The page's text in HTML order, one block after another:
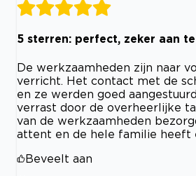
5 sterren: perfect, zeker aan
De werkzaamheden zijn naar
verricht. Het contact met de
en ze werden goed
verrast door de overheerlijke
van de werkzaamheden
attent en de hele familie heeft
Beveelt aan